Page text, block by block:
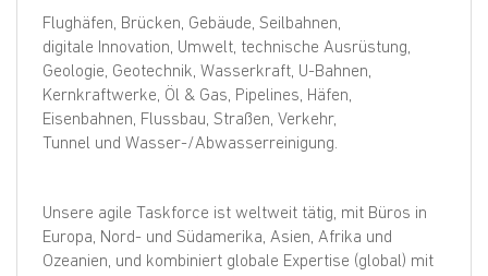
DE
ES
Flughäfen, Brücken, Gebäude, Seilbahnen,
digitale Innovation, Umwelt, technische Ausrüstung,
Geologie, Geotechnik, Wasserkraft, U-Bahnen,
Kernkraftwerke, Öl & Gas, Pipelines, Häfen,
Eisenbahnen, Flussbau, Straßen, Verkehr,
Tunnel und Wasser-/Abwasserreinigung.
Unsere agile Taskforce ist weltweit tätig, mit Büros in
Europa, Nord- und Südamerika, Asien, Afrika und
Ozeanien, und kombiniert globale Expertise (global) mit